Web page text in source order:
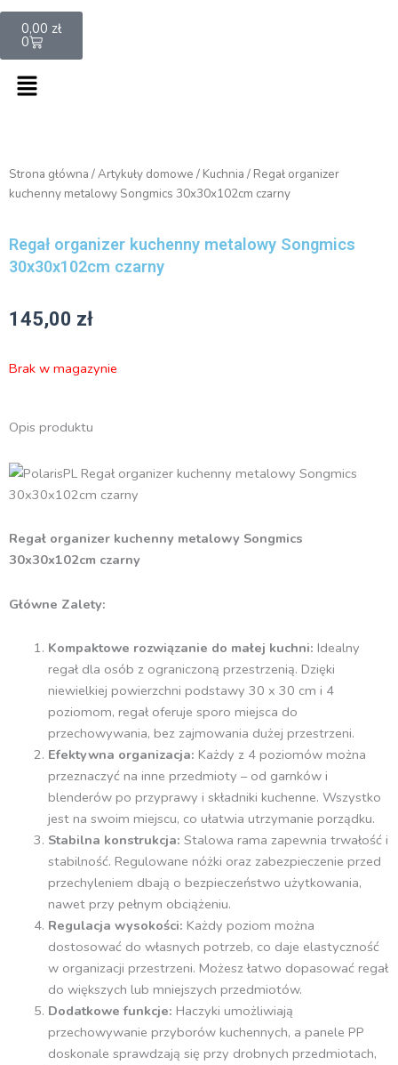
0,00 zł
0
Cart
Menu
Strona główna /Artykuły domowe / Kuchnia / Regał organizer
kuchenny metalowy Songmics 30x30x102cm czarny
Regał organizer kuchenny metalowy Songmics
30x30x102cm czarny
145,00 zł
Brak w magazynie
Opis produktu
Regał organizer kuchenny metalowy Songmics
30x30x102cm czarny
Główne Zalety:
Kompaktowe rozwiązanie do małej kuchni: Idealny
regał dla osób z ograniczoną przestrzenią. Dzięki
niewielkiej powierzchni podstawy 30 x 30 cm i 4
poziomom, regał oferuje sporo miejsca do
przechowywania, bez zajmowania dużej przestrzeni.
Efektywna organizacja: Każdy z 4 poziomów można
przeznaczyć na inne przedmioty – od garnków i
blenderów po przyprawy i składniki kuchenne. Wszystko
jest na swoim miejscu, co ułatwia utrzymanie porządku.
Stabilna konstrukcja: Stalowa rama zapewnia trwałość i
stabilność. Regulowane nóżki oraz zabezpieczenie przed
przechyleniem dbają o bezpieczeństwo użytkowania,
nawet przy pełnym obciążeniu.
Regulacja wysokości: Każdy poziom można
dostosować do własnych potrzeb, co daje elastyczność
w organizacji przestrzeni. Możesz łatwo dopasować regał
do większych lub mniejszych przedmiotów.
Dodatkowe funkcje: Haczyki umożliwiają
przechowywanie przyborów kuchennych, a panele PP
doskonale sprawdzają się przy drobnych przedmiotach,